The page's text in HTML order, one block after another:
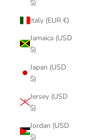
$)
Italy (EUR €)
Jamaica (USD
$)
Japan (USD
$)
Jersey (USD
$)
Jordan (USD
$)